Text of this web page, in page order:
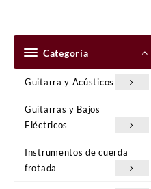
Categoría
Guitarra y Acústicos
Guitarras y Bajos
Eléctricos
Instrumentos de cuerda
frotada